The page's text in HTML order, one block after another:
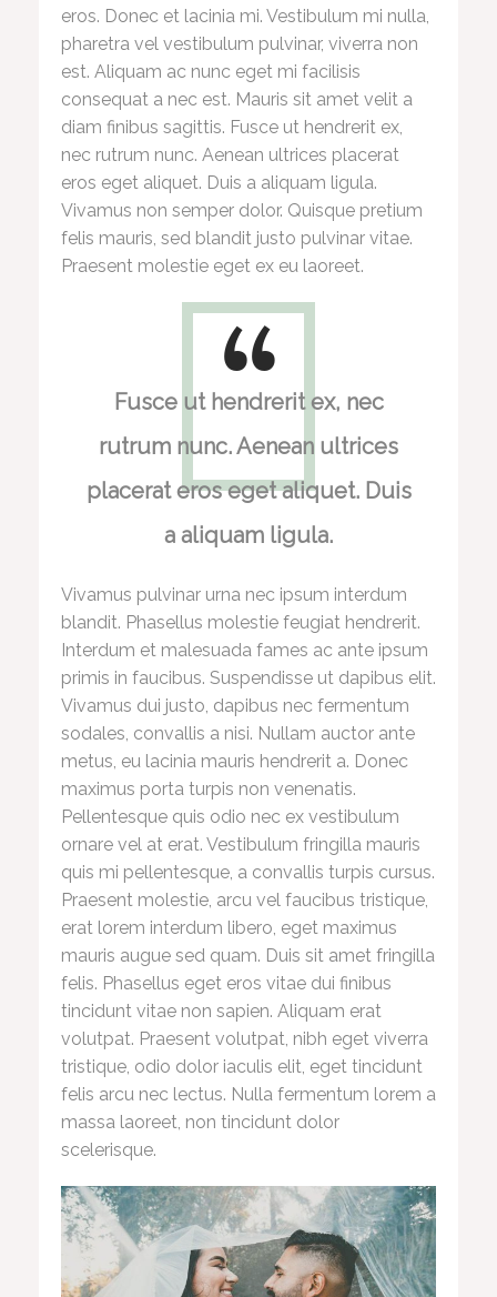
eros. Donec et lacinia mi. Vestibulum mi nulla,
pharetra vel vestibulum pulvinar, viverra non
est. Aliquam ac nunc eget mi facilisis
consequat a nec est. Mauris sit amet velit a
diam finibus sagittis. Fusce ut hendrerit ex,
nec rutrum nunc. Aenean ultrices placerat
eros eget aliquet. Duis a aliquam ligula.
Vivamus non semper dolor. Quisque pretium
felis mauris, sed blandit justo pulvinar vitae.
Praesent molestie eget ex eu laoreet.
Fusce ut hendrerit ex, nec
rutrum nunc. Aenean ultrices
placerat eros eget aliquet. Duis
a aliquam ligula.
Vivamus pulvinar urna nec ipsum interdum
blandit. Phasellus molestie feugiat hendrerit.
Interdum et malesuada fames ac ante ipsum
primis in faucibus. Suspendisse ut dapibus elit.
Vivamus dui justo, dapibus nec fermentum
sodales, convallis a nisi. Nullam auctor ante
metus, eu lacinia mauris hendrerit a. Donec
maximus porta turpis non venenatis.
Pellentesque quis odio nec ex vestibulum
ornare vel at erat. Vestibulum fringilla mauris
quis mi pellentesque, a convallis turpis cursus.
Praesent molestie, arcu vel faucibus tristique,
erat lorem interdum libero, eget maximus
mauris augue sed quam. Duis sit amet fringilla
felis. Phasellus eget eros vitae dui finibus
tincidunt vitae non sapien. Aliquam erat
volutpat. Praesent volutpat, nibh eget viverra
tristique, odio dolor iaculis elit, eget tincidunt
felis arcu nec lectus. Nulla fermentum lorem a
massa laoreet, non tincidunt dolor
scelerisque.